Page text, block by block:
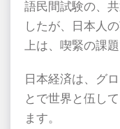
語民間試験の、
したが、日本人
上は、喫緊の課題
日本経済は、グ
とで世界と伍し
ます。